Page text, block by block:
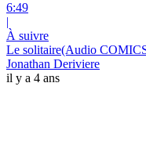
6:49
|
À suivre
Le solitaire(Audio
Jonathan Deriviere
il y a 4 ans